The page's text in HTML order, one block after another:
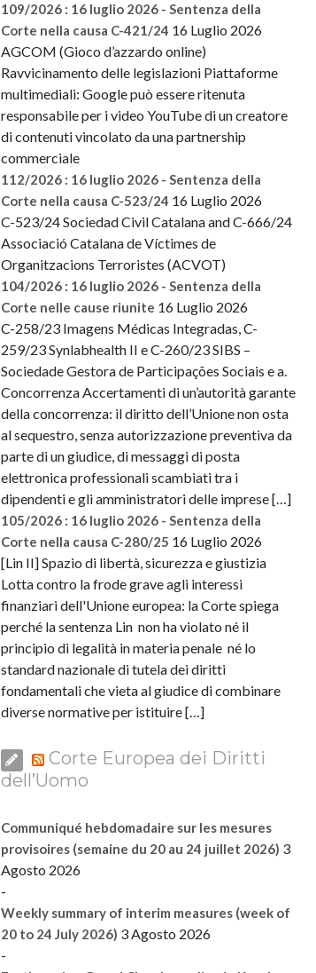
109/2026 : 16 luglio 2026 - Sentenza della
Corte nella causa C-421/24 16 Luglio 2026
AGCOM (Gioco d’azzardo online)
Ravvicinamento delle legislazioni Piattaforme
multimediali: Google può essere ritenuta
responsabile per i video YouTube di un creatore
di contenuti vincolato da una partnership
commerciale
112/2026 : 16 luglio 2026 - Sentenza della
Corte nella causa C-523/24 16 Luglio 2026
C-523/24 Sociedad Civil Catalana and C-666/24
Associació Catalana de Víctimes de
Organitzacions Terroristes (ACVOT)
104/2026 : 16 luglio 2026 - Sentenza della
Corte nelle cause riunite 16 Luglio 2026
C-258/23 Imagens Médicas Integradas, C-
259/23 Synlabhealth II e C-260/23 SIBS –
Sociedade Gestora de Participações Sociais e a.
Concorrenza Accertamenti di un’autorità garante
della concorrenza: il diritto dell’Unione non osta
al sequestro, senza autorizzazione preventiva da
parte di un giudice, di messaggi di posta
elettronica professionali scambiati tra i
dipendenti e gli amministratori delle imprese […]
105/2026 : 16 luglio 2026 - Sentenza della
Corte nella causa C-280/25 16 Luglio 2026
[Lin II] Spazio di libertà, sicurezza e giustizia
Lotta contro la frode grave agli interessi
finanziari dell'Unione europea: la Corte spiega
perché la sentenza Lin non ha violato né il
principio di legalità in materia penale né lo
standard nazionale di tutela dei diritti
fondamentali che vieta al giudice di combinare
diverse normative per istituire […]
Corte Europea dei Diritti
dell’Uomo
Communiqué hebdomadaire sur les mesures
provisoires (semaine du 20 au 24 juillet 2026) 3
Agosto 2026
-
Weekly summary of interim measures (week of
20 to 24 July 2026) 3 Agosto 2026
-